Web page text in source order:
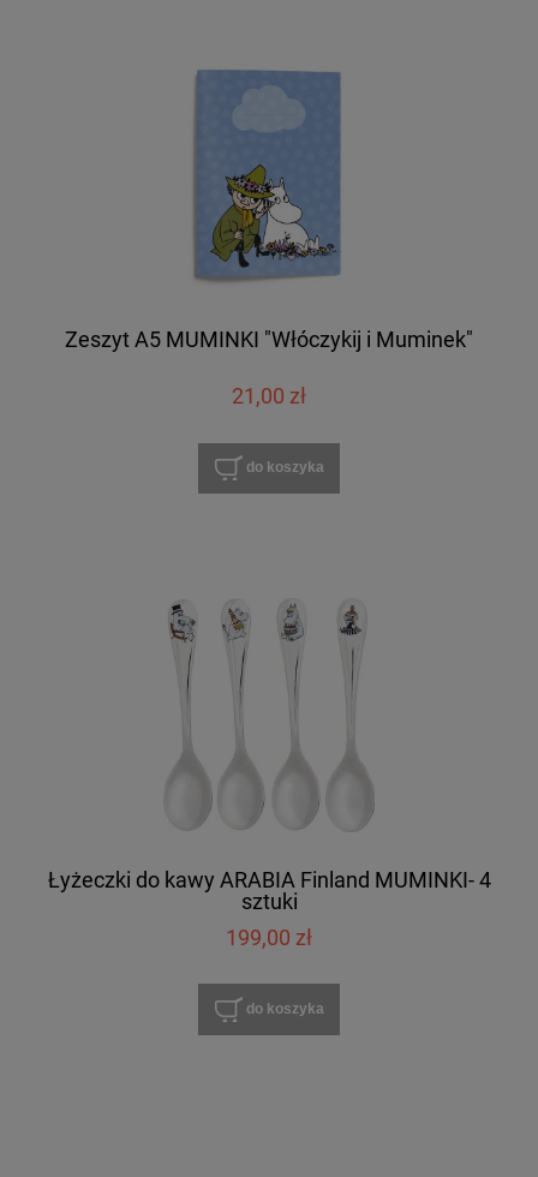
Zeszyt A5 MUMINKI "Włóczykij i Muminek"
21,00 zł
do koszyka
Łyżeczki do kawy ARABIA Finland MUMINKI- 4
sztuki
199,00 zł
do koszyka